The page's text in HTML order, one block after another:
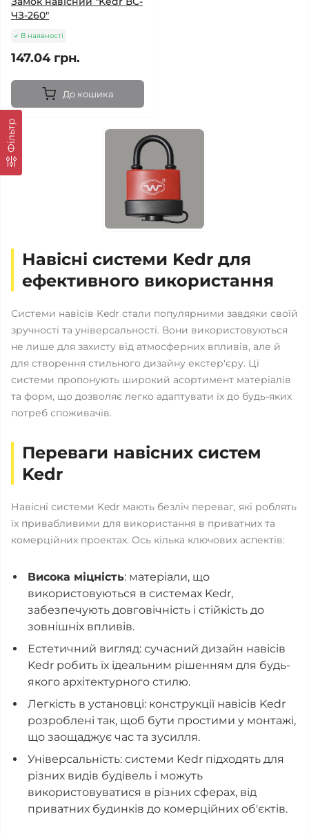
Фільтр
ЧЗ-260"
В наявності
147.04 грн.
До кошика
Навісні системи Kedr для
ефективного використання
Системи навісів Kedr стали популярними завдяки своїй
зручності та універсальності. Вони використовуються
не лише для захисту від атмосферних впливів, але й
для створення стильного дизайну екстер'єру. Ці
системи пропонують широкий асортимент матеріалів
та форм, що дозволяє легко адаптувати їх до будь-яких
потреб споживачів.
Переваги навісних систем
Kedr
Навісні системи Kedr мають безліч переваг, які роблять
їх привабливими для використання в приватних та
комерційних проектах. Ось кілька ключових аспектів:
Висока міцність: матеріали, що
використовуються в системах Kedr,
забезпечують довговічність і стійкість до
зовнішніх впливів.
Естетичний вигляд: сучасний дизайн навісів
Kedr робить їх ідеальним рішенням для будь-
якого архітектурного стилю.
Легкість в установці: конструкції навісів Kedr
розроблені так, щоб бути простими у монтажі,
що заощаджує час та зусилля.
Універсальність: системи Kedr підходять для
різних видів будівель і можуть
використовуватися в різних сферах, від
приватних будинків до комерційних об'єктів.